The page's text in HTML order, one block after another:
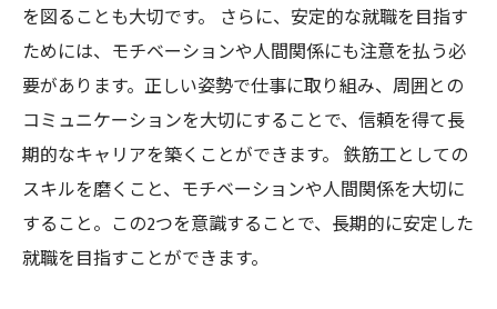
を図ることも大切です。 さらに、安定的な就職を目指す
ためには、モチベーションや人間関係にも注意を払う必
要があります。正しい姿勢で仕事に取り組み、周囲との
コミュニケーションを大切にすることで、信頼を得て長
期的なキャリアを築くことができます。 鉄筋工としての
スキルを磨くこと、モチベーションや人間関係を大切に
すること。この2つを意識することで、長期的に安定した
就職を目指すことができます。